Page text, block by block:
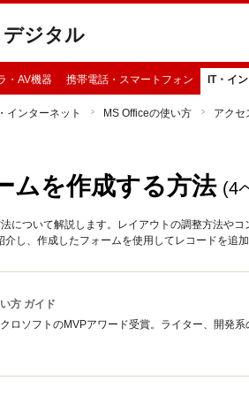
デジタル
・AV機器 携帯電話・スマートフォン IT・イ
インターネット MS Officeの使い方 アクセ
ムを作成する方法 (4
について解説します。レイアウトの調整方法や
し、作成したフォームを使用してレコードを追
方 ガイド
ロソフトのMVPアワード受賞。ライター、開発系